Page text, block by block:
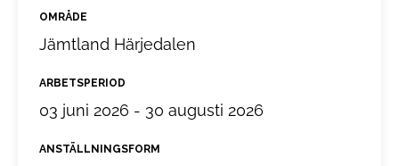
OMRÅDE
Jämtland Härjedalen
ARBETSPERIOD
03 juni 2026 - 30 augusti 2026
ANSTÄLLNINGSFORM